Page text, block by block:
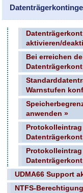
aktivieren/
Bei erreichen
Warnstufen
anwenden »
UDMA66 Support
NTFS-